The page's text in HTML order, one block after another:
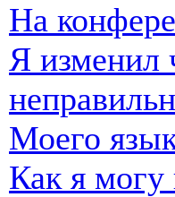
На
Я изменил
Моего
Как я могу